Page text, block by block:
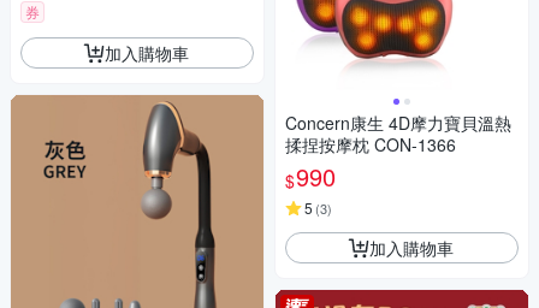
券
加入購物車
Concern康生 4D摩力寶貝溫熱
揉捏按摩枕 CON-1366
$990
5 (3)
加入購物車